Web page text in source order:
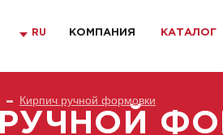
RU КОМПАНИЯ КАТАЛОГ
Кирпич ручной формовки